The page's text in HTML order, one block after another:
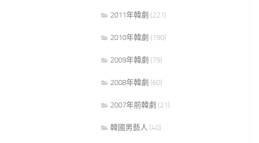
2011年韓劇 (221)
2010年韓劇 (190)
2009年韓劇 (79)
2008年韓劇 (60)
2007年前韓劇 (21)
韓國男藝人 (40)